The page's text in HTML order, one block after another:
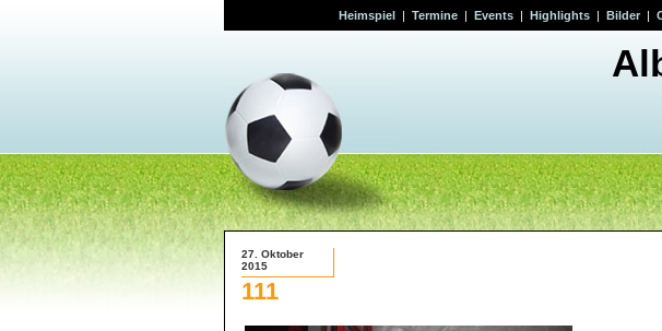
Heimspiel| Termine| Events| Highlights| Bilder|
27. Oktober
2015
111